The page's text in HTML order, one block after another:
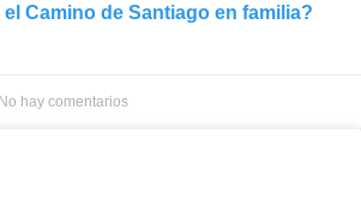
Camino de Santiago en familia?
No hay comentarios